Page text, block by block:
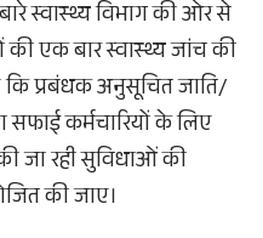
स्वास्थ्य विभाग की ओर से
की एक बार स्वास्थ्य जांच की
कि प्रबंधक अनुसूचित जाति/
सफाई कर्मचारियों के लिए
की जा रही सुविधाओं की
की जाए।